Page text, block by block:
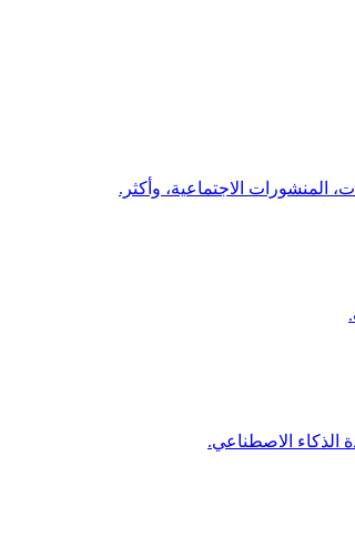
المنشورات الاجتماعية، وأكثر.
الذكاء الاصطناعي.